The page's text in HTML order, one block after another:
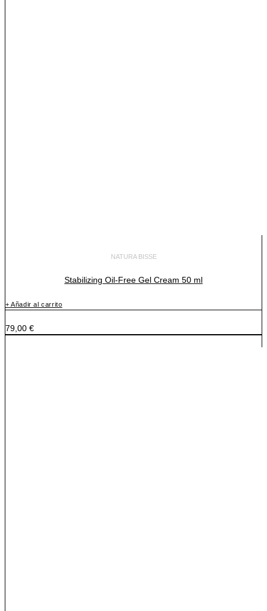
NATURA BISSE
Stabilizing Oil-Free Gel Cream 50 ml
+ Añadir al carrito
79,00 €